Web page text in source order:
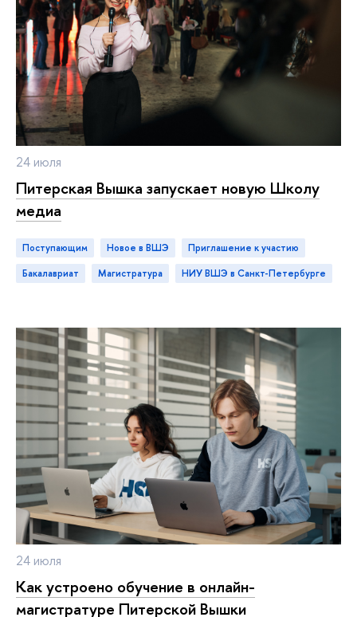
24 июля
Питерская Вышка запускает новую Школу
медиа
Поступающим новое в ВШЭ
приглашение к участию
бакалавриат
магистратура НИУ ВШЭ в Санкт-Петербурге
24 июля
Как устроено обучение в онлайн-
магистратуре Питерской Вышки